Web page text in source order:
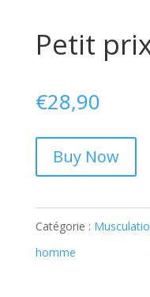
Petit
€28,90
Buy Now
Catégorie :
homme